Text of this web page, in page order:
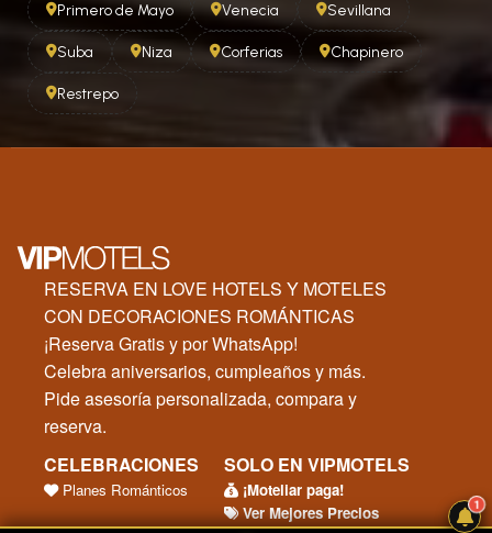
Primero de Mayo Venecia Sevillana
Suba Niza Corferias Chapinero
Restrepo
RESERVA EN LOVE HOTELS Y MOTELES
CON DECORACIONES ROMÁNTICAS
¡Reserva Gratis y por WhatsApp!
Celebra aniversarios, cumpleaños y más.
Pide asesoría personalizada, compara y
reserva.
CELEBRACIONES
Planes Románticos
SOLO EN VIPMOTELS
¡Moteliar paga!
Ver Mejores Precios
1